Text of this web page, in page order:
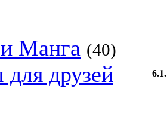
Манга (40)
друзей 6.1.